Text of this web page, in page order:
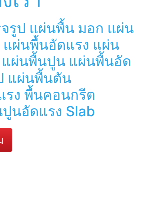
รูป แผ่นพื้น มอก แผ่น
แผ่นพื้นอัดแรง แผ่น
ผ่นพื้นปูน แผ่นพื้นอัด
แผ่นพื้นตัน
รง พื้นคอนกรีต
นอัดแรง Slab